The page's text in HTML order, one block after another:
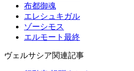
布都御魂
エレシュキガル
ゾーシモス
エルモート最終
ヴェルサシア関連記事